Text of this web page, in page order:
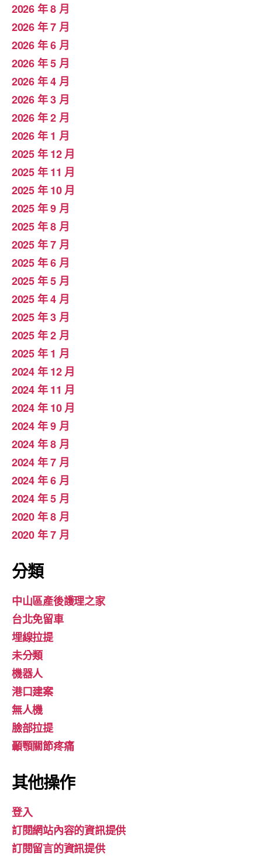
2026 年 8 月
2026 年 7 月
2026 年 6 月
2026 年 5 月
2026 年 4 月
2026 年 3 月
2026 年 2 月
2026 年 1 月
2025 年 12 月
2025 年 11 月
2025 年 10 月
2025 年 9 月
2025 年 8 月
2025 年 7 月
2025 年 6 月
2025 年 5 月
2025 年 4 月
2025 年 3 月
2025 年 2 月
2025 年 1 月
2024 年 12 月
2024 年 11 月
2024 年 10 月
2024 年 9 月
2024 年 8 月
2024 年 7 月
2024 年 6 月
2024 年 5 月
2020 年 8 月
2020 年 7 月
分類
中山區產後護理之家
台北免留車
埋線拉提
未分類
機器人
港口建案
無人機
臉部拉提
顳顎關節疼痛
其他操作
登入
訂閱網站內容的資訊提供
訂閱留言的資訊提供